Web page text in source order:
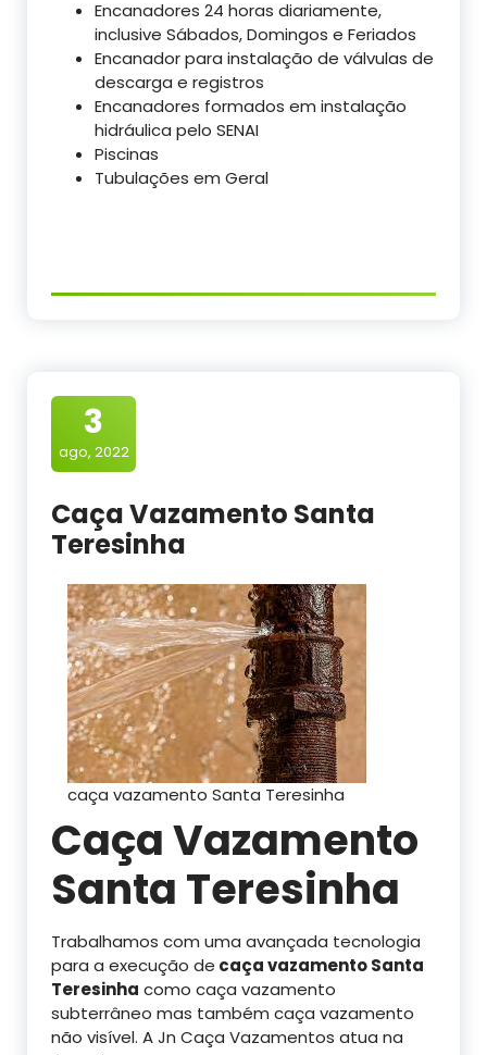
Encanadores 24 horas diariamente,
inclusive Sábados, Domingos e Feriados
Encanador para instalação de válvulas de
descarga e registros
Encanadores formados em instalação
hidráulica pelo SENAI
Piscinas
Tubulações em Geral
3
ago, 2022
Caça Vazamento Santa
Teresinha
caça vazamento Santa Teresinha
Caça Vazamento
Santa Teresinha
Trabalhamos com uma avançada tecnologia
para a execução de caça vazamento Santa
Teresinha como caça vazamento
subterrâneo mas também caça vazamento
não visível. A Jn Caça Vazamentos atua na